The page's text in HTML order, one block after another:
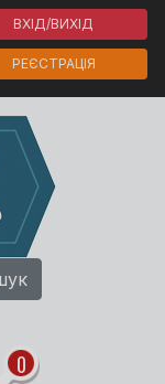
ВХІД/ВИХІД
РЕЄСТРАЦІЯ
0